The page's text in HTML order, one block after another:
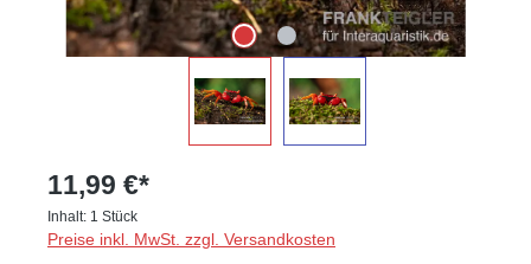
11,99 €*
Inhalt: 1 Stück
Preise inkl. MwSt. zzgl. Versandkosten